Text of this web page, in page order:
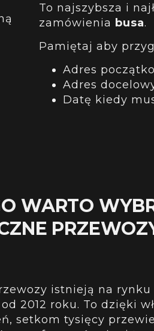
To najszybsza i
zamówienia busa.
Pamiętaj aby
Adres
Adres
Datę kiedy
WARTO
istnieją na rynku
2012 roku. To dzięki
setkom tysięcy